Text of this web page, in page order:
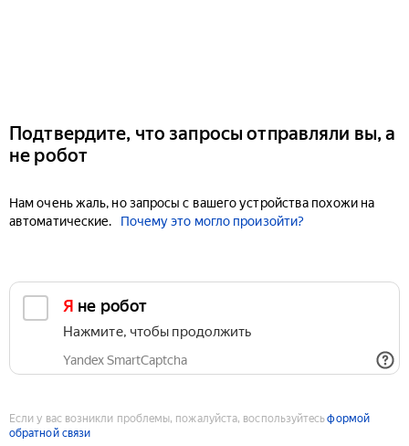
Подтвердите, что запросы отправляли вы, а
не робот
Нам очень жаль, но запросы с вашего устройства похожи на
автоматические.
Почему это могло произойти?
Я не робот
Нажмите, чтобы продолжить
Yandex SmartCaptcha
Если у вас возникли проблемы, пожалуйста, воспользуйтесьформой
обратной связи